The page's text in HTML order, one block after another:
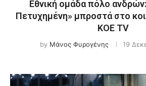
Εθνική ομάδα πόλο
Πετυχημένη» μπροστά στο
ΚΟΕ TV
by Μάνος Φυρογένης 19